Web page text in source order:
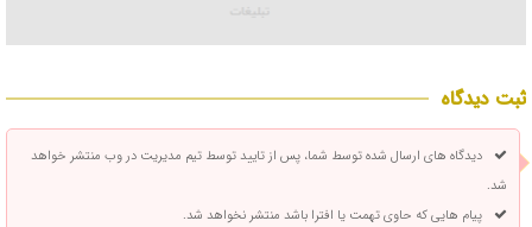
ثبت دیدگاه
دیدگاه های ارسال شده توسط شما، پس از تایید توسط تیم مدیریت در وب منتشر خواهد
شد.
پیام هایی که حاوی تهمت یا افترا باشد منتشر نخواهد شد.